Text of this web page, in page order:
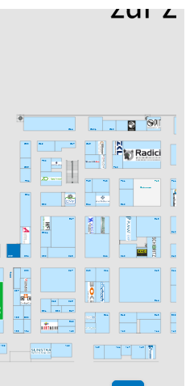
C10
G27
F23
F32
C22
E32/1
C33
A21
G20
C37
A38
C36
A39
B14
C13
C30
C33/1
B13
A20
B21
D10
C20
A17
B31 B27
A36
F30
B30
C21
A25
C32
F13
Gastronomie
C28
C25
G25
E34
B19
F20
A14
E30
E27
C29
E13
A28
A15
G24
B29
E24
A10
E20
F21
F25 F11
C23
B09
A29
G20/1
G33 G29
C11
C27
A34
B33
G35